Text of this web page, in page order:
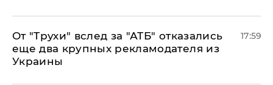
От "Трухи" вслед за "АТБ" отказались
еще два крупных рекламодателя из
Украины
17:59